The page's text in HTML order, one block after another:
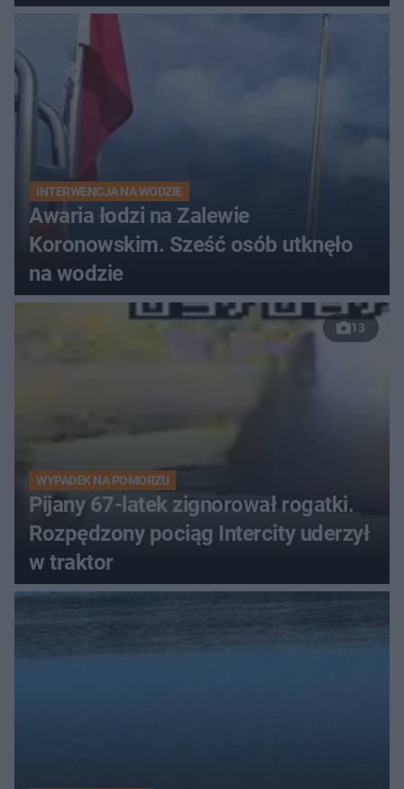
do szpitala
INTERWENCJA NA WODZIE
Awaria łodzi na Zalewie
Koronowskim. Sześć osób utknęło
na wodzie
13
WYPADEK NA POMORZU
Pijany 67-latek zignorował rogatki.
Rozpędzony pociąg Intercity uderzył
w traktor